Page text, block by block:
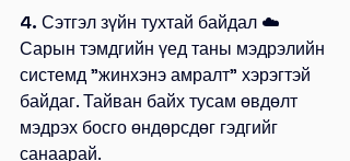
4. Сэтгэл зүйн тухтай байдал ☁️
Сарын тэмдгийн үед таны мэдрэлийн
системд "жинхэнэ амралт" хэрэгтэй
байдаг. Тайван байх тусам өвдөлт
мэдрэх босго өндөрсдөг гэдгийг
санаарай.